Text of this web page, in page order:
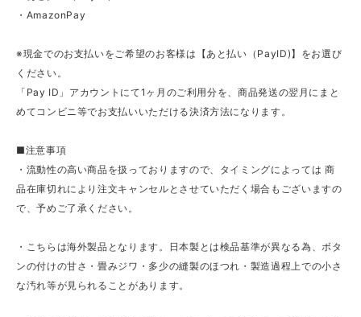
・AmazonPay
※現金でのお支払いをご希望のお客様は【あと払い（PayID)】をお選び
ください。
「Pay ID」アカウントにて1ヶ月のご利用分を、商品発送の翌月にまと
めてコンビニ等でお支払いいただける決済方法になります。
■注意事項
・流動性の高い商品を扱っておりますので、タイミングによっては 商
品在庫切れにより注文キャンセルとさせていただく場合もございますの
で、予めご了承ください。
・こちらは海外製品となります。日本製とは検品基準が異なる為、ボタ
ンの付けの甘さ・畳みジワ・多少の縫製のほつれ・製造過程上での小さ
な汚れ等が見られることがあります。